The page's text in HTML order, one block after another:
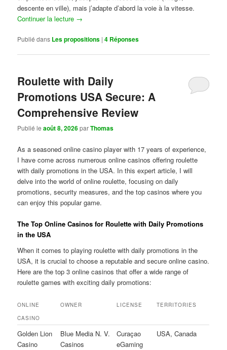
descente en ville), mais j’adapte d’abord la voie à la vitesse.
Continuer la lecture →
Publié dans Les propositions |4 Réponses
Roulette with Daily
Promotions USA Secure: A
Comprehensive Review
Publié leaoût 8, 2026parThomas
As a seasoned online casino player with 17 years of experience,
I have come across numerous online casinos offering roulette
with daily promotions in the USA. In this expert article, I will
delve into the world of online roulette, focusing on daily
promotions, security measures, and the top casinos where you
can enjoy this popular game.
The Top Online Casinos for Roulette with Daily Promotions
in the USA
When it comes to playing roulette with daily promotions in the
USA, it is crucial to choose a reputable and secure online casino.
Here are the top 3 online casinos that offer a wide range of
roulette games with exciting daily promotions:
ONLINE
CASINO
OWNER LICENSE TERRITORIES
Golden Lion
Casino
Blue Media N. V.
Casinos
Curaçao
eGaming
USA, Canada